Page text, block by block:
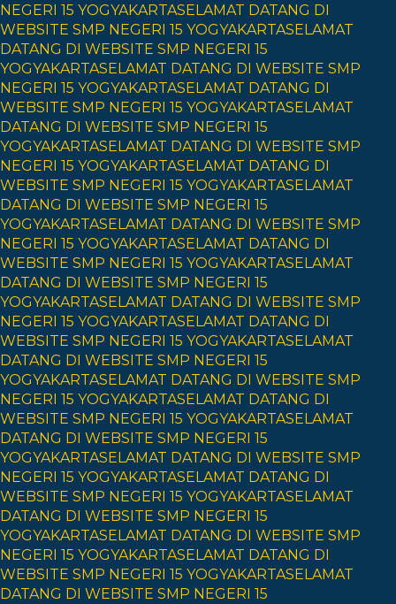
NEGERI 15 YOGYAKARTASELAMAT DATANG DI
WEBSITE SMP NEGERI 15 YOGYAKARTASELAMAT
DATANG DI WEBSITE SMP NEGERI 15
YOGYAKARTASELAMAT DATANG DI WEBSITE SMP
NEGERI 15 YOGYAKARTASELAMAT DATANG DI
WEBSITE SMP NEGERI 15 YOGYAKARTASELAMAT
DATANG DI WEBSITE SMP NEGERI 15
YOGYAKARTASELAMAT DATANG DI WEBSITE SMP
NEGERI 15 YOGYAKARTASELAMAT DATANG DI
WEBSITE SMP NEGERI 15 YOGYAKARTASELAMAT
DATANG DI WEBSITE SMP NEGERI 15
YOGYAKARTASELAMAT DATANG DI WEBSITE SMP
NEGERI 15 YOGYAKARTASELAMAT DATANG DI
WEBSITE SMP NEGERI 15 YOGYAKARTASELAMAT
DATANG DI WEBSITE SMP NEGERI 15
YOGYAKARTASELAMAT DATANG DI WEBSITE SMP
NEGERI 15 YOGYAKARTASELAMAT DATANG DI
WEBSITE SMP NEGERI 15 YOGYAKARTASELAMAT
DATANG DI WEBSITE SMP NEGERI 15
YOGYAKARTASELAMAT DATANG DI WEBSITE SMP
NEGERI 15 YOGYAKARTASELAMAT DATANG DI
WEBSITE SMP NEGERI 15 YOGYAKARTASELAMAT
DATANG DI WEBSITE SMP NEGERI 15
YOGYAKARTASELAMAT DATANG DI WEBSITE SMP
NEGERI 15 YOGYAKARTASELAMAT DATANG DI
WEBSITE SMP NEGERI 15 YOGYAKARTASELAMAT
DATANG DI WEBSITE SMP NEGERI 15
YOGYAKARTASELAMAT DATANG DI WEBSITE SMP
NEGERI 15 YOGYAKARTASELAMAT DATANG DI
WEBSITE SMP NEGERI 15 YOGYAKARTASELAMAT
DATANG DI WEBSITE SMP NEGERI 15